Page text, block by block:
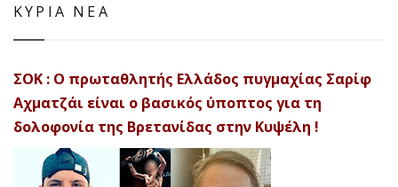
ΚΥΡΙΑ ΝΕΑ
ΣΟΚ : Ο πρωταθλητής Ελλάδος πυγμαχίας Σαρίφ
Αχματζάι είναι ο βασικός ύποπτος για τη
δολοφονία της Βρετανίδας στην Κυψέλη !